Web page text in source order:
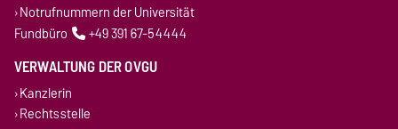
Notrufnummern der Universität
Fundbüro
+49 391 67-54444
VERWALTUNG DER OVGU
Kanzlerin
Rechtsstelle